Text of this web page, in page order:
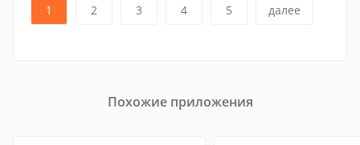
1 2 3 4 5 далее
Похожие приложения